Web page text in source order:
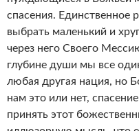
спасения. Единственное
выбрать маленький и
через него Своего
глубине души мы все
любая другая нация, но
нам это или нет,
принять этот